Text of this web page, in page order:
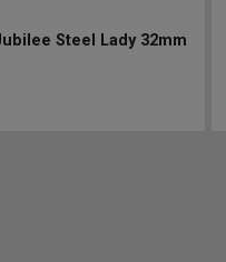
Steel Lady 32mm